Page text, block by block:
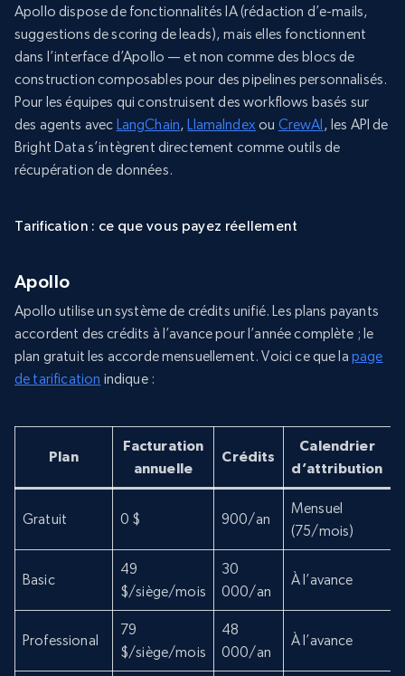
Apollo dispose de fonctionnalités IA (rédaction d’e-mails,
suggestions de scoring de leads), mais elles fonctionnent
dans l’interface d’Apollo — et non comme des blocs de
construction composables pour des pipelines personnalisés.
Pour les équipes qui construisent des workflows basés sur
des agents avec LangChain, LlamaIndexou CrewAI , les API de
Bright Data s’intègrent directement comme outils de
récupération de données.
Tarification : ce que vous payez réellement
Apollo
Apollo utilise un système de crédits unifié. Les plans payants
accordent des crédits à l’avance pour l’année complète ; le
plan gratuit les accorde mensuellement. Voici ce que la page
de tarification indique :
Plan
Facturation
annuelle
Crédits
Calendrier
d’attribution
Gratuit 0 $ 900/an
Mensuel
(75/mois)
Basic
49
$/siège/mois
30
000/an
À l’avance
Professional
79
$/siège/mois
48
000/an
À l’avance